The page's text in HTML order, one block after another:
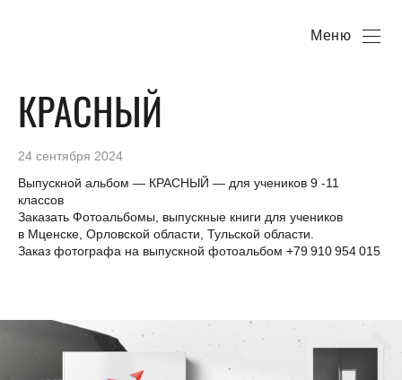
Меню
КРАСНЫЙ
24 сентября 2024
Выпускной альбом — КРАСНЫЙ — для учеников 9 -11
классов
Заказать Фотоальбомы, выпускные книги для учеников
в Мценске, Орловской области, Тульской области.
Заказ фотографа на выпускной фотоальбом +79 910 954 015